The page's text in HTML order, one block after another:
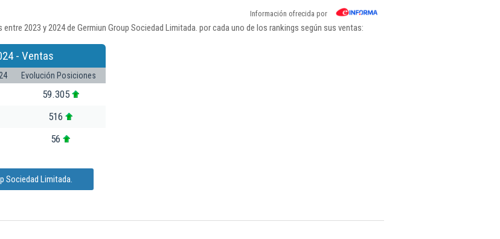
Información ofrecida por
2023 y 2024 de Germiun Group Sociedad Limitada. por cada uno de los rankings según sus ventas:
- Ventas
Evolución Posiciones
59.305
516
56
Sociedad Limitada.